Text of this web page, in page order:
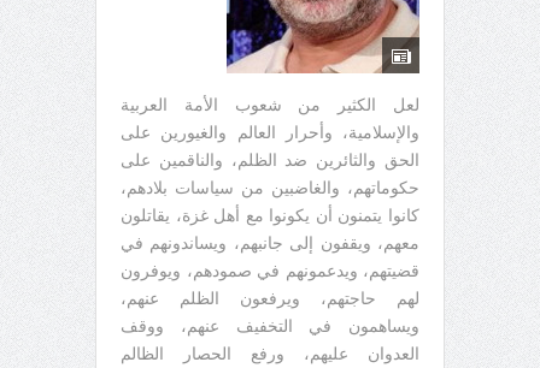
لعل الكثير من شعوب الأمة العربية
والإسلامية، وأحرار العالم والغيورين على
الحق والثائرين ضد الظلم، والناقمين على
حكوماتهم، والغاضبين من سياسات بلادهم،
كانوا يتمنون أن يكونوا مع أهل غزة، يقاتلون
معهم، ويقفون إلى جانبهم، ويساندونهم في
قضيتهم، ويدعمونهم في صمودهم، ويوفرون
لهم حاجتهم، ويرفعون الظلم عنهم،
ويساهمون في التخفيف عنهم، ووقف
العدوان عليهم، ورفع الحصار الظالم